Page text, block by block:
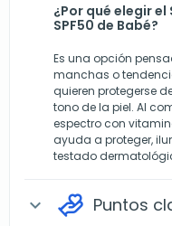
¿Por qué elegir
SPF50 de Babé?
Es una opción
manchas o
quieren protegerse
tono de la piel. Al
espectro con
ayuda a proteger,
testado
expand_more Puntos